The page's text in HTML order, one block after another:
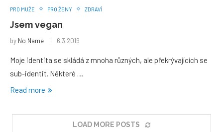
PRO MUŽE PRO ŽENY ZDRAVÍ
Jsem vegan
by No Name 6.3.2019
Moje identita se skládá z mnoha různých, ale překrývajících se
sub-identit. Některé …
Read more
LOAD MORE POSTS